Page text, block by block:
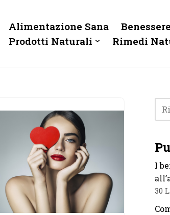
Alimentazione Sana
Prodotti Naturali
Rimedi
I
30